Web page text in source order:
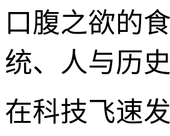
口腹之欲的
统、人与历
在科技飞速